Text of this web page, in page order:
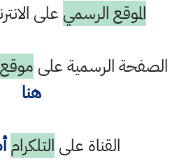
الموقع الرسمي على
الصفحة الرسمية على موقع
هنا
القناة على التلكرام